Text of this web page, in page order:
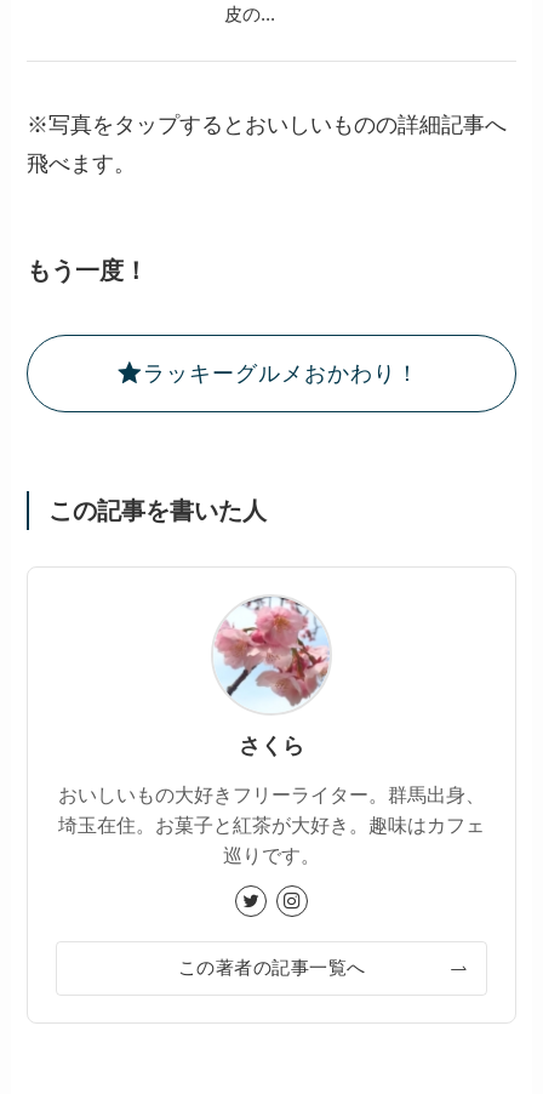
皮の...
※写真をタップするとおいしいものの詳細記事へ
飛べます。
もう一度！
ラッキーグルメおかわり！
この記事を書いた人
さくら
おいしいもの大好きフリーライター。群馬出身、
埼玉在住。お菓子と紅茶が大好き。趣味はカフェ
巡りです。
この著者の記事一覧へ